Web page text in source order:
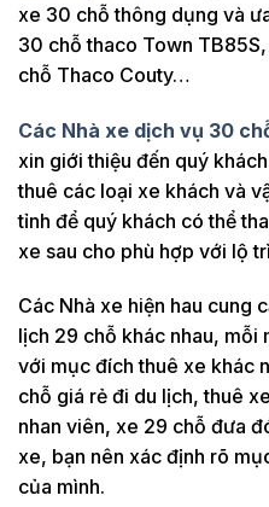
xe 30 chỗ thông dụng và
30 chỗ thaco Town
chỗ Thaco Couty…
Các Nhà xe dịch vụ 30
xin giới thiệu đến quý
thuê các loại xe khách và
tỉnh để quý khách có thể
xe sau cho phù hợp với lộ
Các Nhà xe hiện hau cung
lịch 29 chỗ khác nhau, mỗi
với mục đích thuê xe khác
chỗ giá rẻ đi du lịch, thuê
nhan viên, xe 29 chỗ đưa
xe, bạn nên xác định rõ
của mình.